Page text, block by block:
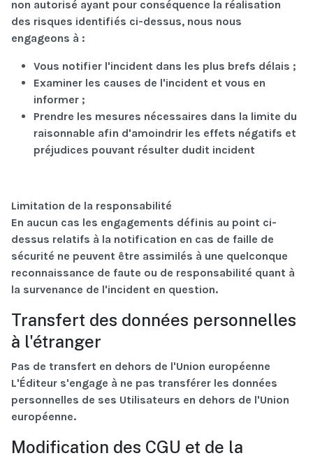
non autorisé ayant pour conséquence la réalisation
des risques identifiés ci-dessus, nous nous
engageons à :
Vous notifier l'incident dans les plus brefs délais ;
Examiner les causes de l'incident et vous en
informer ;
Prendre les mesures nécessaires dans la limite du
raisonnable afin d'amoindrir les effets négatifs et
préjudices pouvant résulter dudit incident
Limitation de la responsabilité
En aucun cas les engagements définis au point ci-
dessus relatifs à la notification en cas de faille de
sécurité ne peuvent être assimilés à une quelconque
reconnaissance de faute ou de responsabilité quant à
la survenance de l'incident en question.
Transfert des données personnelles
à l'étranger
Pas de transfert en dehors de l'Union européenne
L'Éditeur s'engage à ne pas transférer les données
personnelles de ses Utilisateurs en dehors de l'Union
européenne.
Modification des CGU et de la